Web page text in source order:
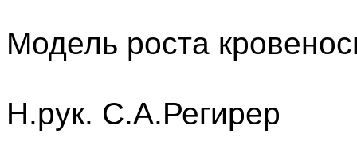
Модель роста
Н.рук. С.А.Регирер